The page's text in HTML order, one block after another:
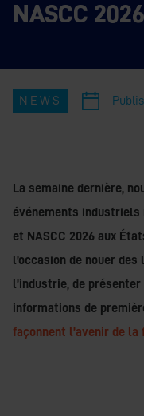
NASCC 2026
NEWS
La semaine dernière,
événements industriels
et NASCC 2026 aux
l’occasion de nouer
l’industrie, de
informations de
façonnent l’avenir de